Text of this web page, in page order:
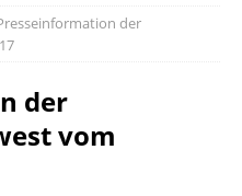
der
der
vom